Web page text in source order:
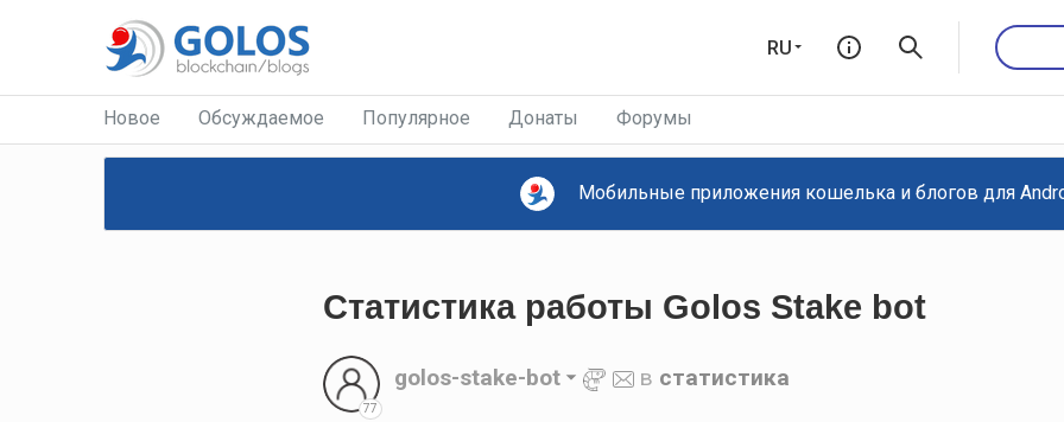
RU
Новое Обсуждаемое Популярное Донаты Форумы
Мобильные приложения кошелька и блогов для
Статистика работы Golos Stake bot
77
golos-stake-bot в статистика